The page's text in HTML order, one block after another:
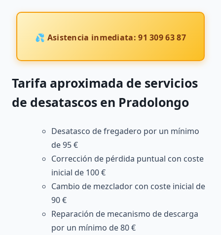
💦 Asistencia inmediata: 91 309 63 87
Tarifa aproximada de servicios
de desatascos en Pradolongo
Desatasco de fregadero por un mínimo
de 95 €
Corrección de pérdida puntual con coste
inicial de 100 €
Cambio de mezclador con coste inicial de
90 €
Reparación de mecanismo de descarga
por un mínimo de 80 €